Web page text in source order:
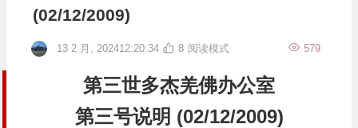
(02/12/2009)
13 2 月, 202412:20:34 579
8 阅读模式
第三世多杰羌佛办公室
第三号说明 (02/12/2009)